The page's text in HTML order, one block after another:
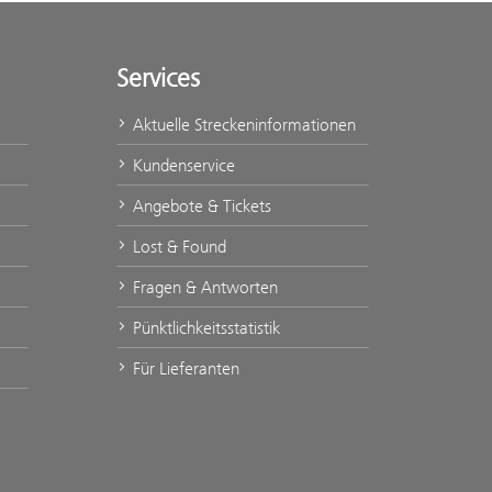
Services
Aktuelle Streckeninformationen
Kundenservice
Angebote & Tickets
Lost & Found
Fragen & Antworten
Pünktlichkeitsstatistik
Für Lieferanten